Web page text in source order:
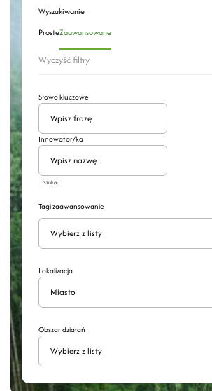
Wyszukiwanie
ProsteZaawansowane
Wyczyść filtry
Słowo kluczowe
Innowator/ka
Szukaj
Tagi zaawansowanie
Wyszukaj
Lokalizacja
Obszar działań
Wybierz z listy